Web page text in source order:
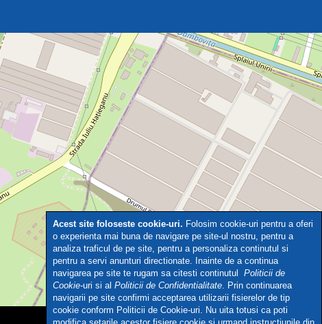
Leaflet|© OpenStreetMap contributors
Acest site foloseste cookie-uri. Folosim cookie-uri pentru a oferi
o experienta mai buna de navigare pe site-ul nostru, pentru a
analiza traficul de pe site, pentru a personaliza continutul si
pentru a servi anunturi directionate. Inainte de a continua
navigarea pe site te rugam sa citesti continutul Politicii de
Cookie-uri si al Politicii de Confidentialitate. Prin continuarea
navigarii pe site confirmi acceptarea utilizarii fisierelor de tip
cookie conform Politicii de Cookie-uri. Nu uita totusi ca poti